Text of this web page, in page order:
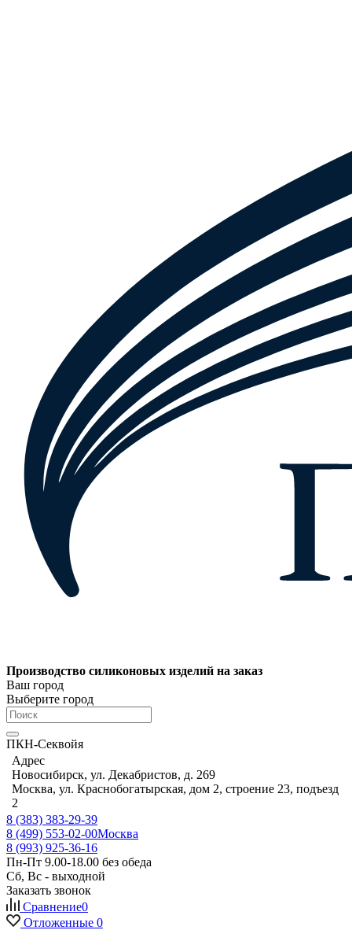
Производство силиконовых изделий на заказ
Ваш город
Выберите город
ПКН-Секвойя
Адрес
Новосибирск, ул. Декабристов, д. 269
Москва, ул. Краснобогатырская, дом 2, строение 23, подъезд
2
8 (383) 383-29-39
8 (499) 553-02-00Москва
8 (993) 925-36-16
Пн-Пт 9.00-18.00 без обеда
Сб, Вс - выходной
Заказать звонок
Сравнение0
Отложенные 0